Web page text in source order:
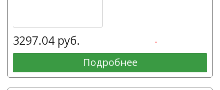
3297.04 руб. -
Подробнее